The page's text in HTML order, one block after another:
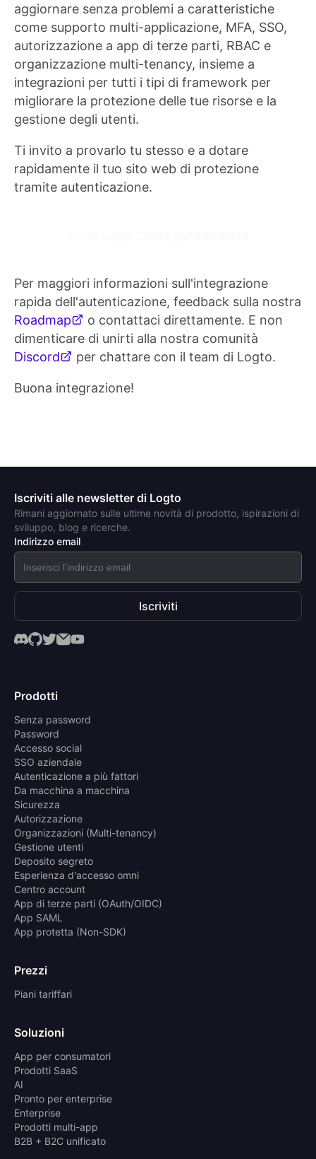
aggiornare senza problemi a caratteristiche
come supporto multi-applicazione, MFA, SSO,
autorizzazione a app di terze parti, RBAC e
organizzazione multi-tenancy, insieme a
integrazioni per tutti i tipi di framework per
migliorare la protezione delle tue risorse e la
gestione degli utenti.
Ti invito a provarlo tu stesso e a dotare
rapidamente il tuo sito web di protezione
tramite autenticazione.
Per maggiori informazioni sull'integrazione
rapida dell'autenticazione, feedback sulla nostra
Roadmap
o contattaci direttamente. E non
dimenticare di unirti alla nostra comunità
Discord
per chattare con il team di Logto.
Buona integrazione!
Iscriviti alle newsletter di Logto
Rimani aggiornato sulle ultime novità di prodotto, ispirazioni di
sviluppo, blog e ricerche.
Indirizzo email
Iscriviti
Prodotti
Senza password
Password
Accesso social
SSO aziendale
Autenticazione a più fattori
Da macchina a macchina
Sicurezza
Autorizzazione
Organizzazioni (Multi-tenancy)
Gestione utenti
Deposito segreto
Esperienza d'accesso omni
Centro account
App di terze parti (OAuth/OIDC)
App SAML
App protetta (Non-SDK)
Prezzi
Piani tariffari
Soluzioni
App per consumatori
Prodotti SaaS
AI
Pronto per enterprise
Enterprise
Prodotti multi-app
B2B + B2C unificato